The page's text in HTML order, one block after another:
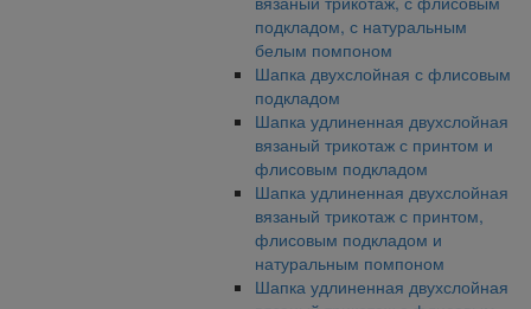
подкладом, с натуральным
белым помпоном
Шапка двухслойная с флисовым
подкладом
Шапка удлиненная двухслойная
вязаный трикотаж с принтом и
флисовым подкладом
Шапка удлиненная двухслойная
вязаный трикотаж с принтом,
флисовым подкладом и
натуральным помпоном
Шапка удлиненная двухслойная